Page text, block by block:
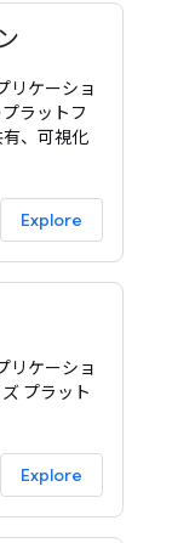
リケーショ
ラットフ
、可視化
Explore
リケーショ
プラット
Explore